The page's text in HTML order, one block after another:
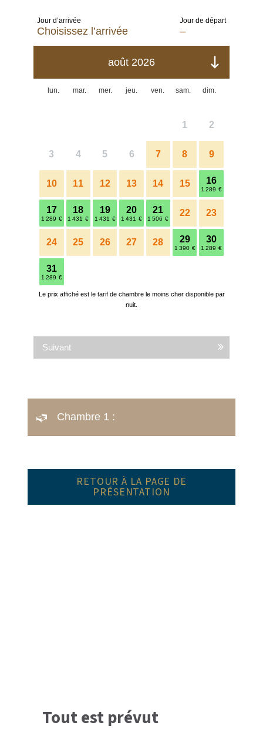
Suivant
Chambre 1 :
RETOUR À LA PAGE DE
PRÉSENTATION
Tout est prévut